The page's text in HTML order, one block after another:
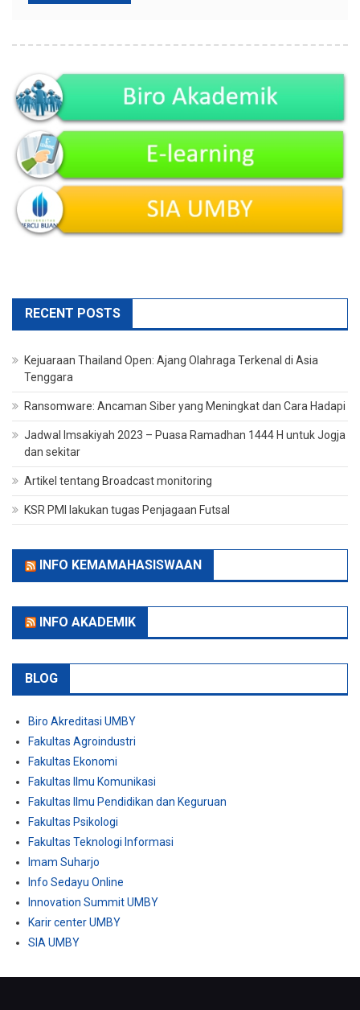
RECENT POSTS
Kejuaraan Thailand Open: Ajang Olahraga Terkenal di Asia
Tenggara
Ransomware: Ancaman Siber yang Meningkat dan Cara Hadapi
Jadwal Imsakiyah 2023 – Puasa Ramadhan 1444 H untuk Jogja
dan sekitar
Artikel tentang Broadcast monitoring
KSR PMI lakukan tugas Penjagaan Futsal
INFO KEMAMAHASISWAAN
INFO AKADEMIK
BLOG
Biro Akreditasi UMBY
Fakultas Agroindustri
Fakultas Ekonomi
Fakultas Ilmu Komunikasi
Fakultas Ilmu Pendidikan dan Keguruan
Fakultas Psikologi
Fakultas Teknologi Informasi
Imam Suharjo
Info Sedayu Online
Innovation Summit UMBY
Karir center UMBY
SIA UMBY